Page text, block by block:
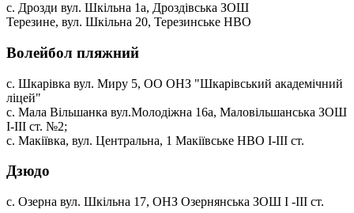
с. Дрозди вул. Шкільна 1а, Дроздівська ЗОШ
Терезине, вул. Шкільна 20, Терезинське НВО
Волейбол пляжний
с. Шкарівка вул. Миру 5, ОО ОНЗ "Шкарівський академічний
ліцей"
с. Мала Вільшанка вул.Молодіжна 16а, Маловільшанська ЗОШ
І-ІІІ ст. №2;
с. Макіївка, вул. Центральна, 1 Макіївське НВО І-ІІІ ст.
Дзюдо
с. Озерна вул. Шкільна 17, ОНЗ Озернянська ЗОШ І -ІІІ ст.